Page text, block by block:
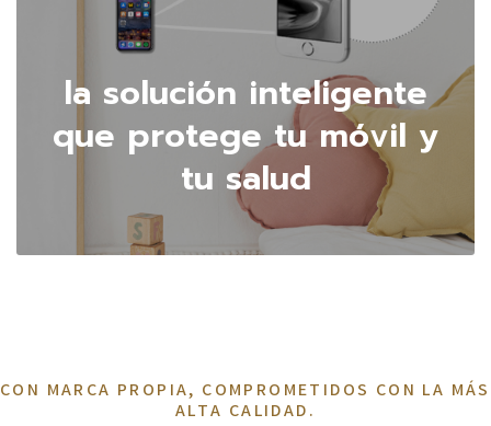
la solución inteligente
que protege tu móvil y
tu salud
CON MARCA PROPIA, COMPROMETIDOS CON LA MÁS
ALTA CALIDAD.